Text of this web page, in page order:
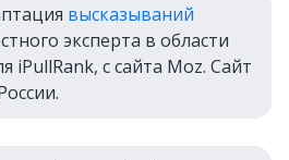
высказываний
эксперта в области
iPullRank, с сайта Moz. Сайт